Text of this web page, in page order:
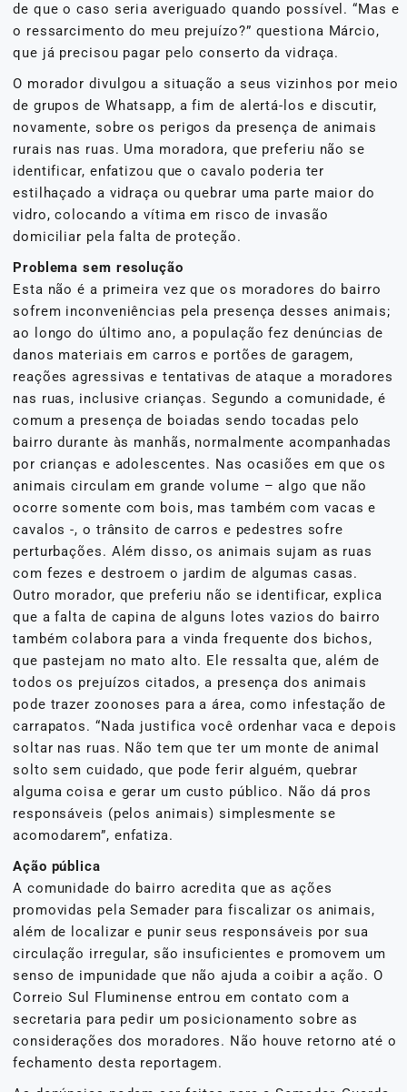
de que o caso seria averiguado quando possível. “Mas e
o ressarcimento do meu prejuízo?” questiona Márcio,
que já precisou pagar pelo conserto da vidraça.
O morador divulgou a situação a seus vizinhos por meio
de grupos de Whatsapp, a fim de alertá-los e discutir,
novamente, sobre os perigos da presença de animais
rurais nas ruas. Uma moradora, que preferiu não se
identificar, enfatizou que o cavalo poderia ter
estilhaçado a vidraça ou quebrar uma parte maior do
vidro, colocando a vítima em risco de invasão
domiciliar pela falta de proteção.
Problema sem resolução
Esta não é a primeira vez que os moradores do bairro
sofrem inconveniências pela presença desses animais;
ao longo do último ano, a população fez denúncias de
danos materiais em carros e portões de garagem,
reações agressivas e tentativas de ataque a moradores
nas ruas, inclusive crianças. Segundo a comunidade, é
comum a presença de boiadas sendo tocadas pelo
bairro durante às manhãs, normalmente acompanhadas
por crianças e adolescentes. Nas ocasiões em que os
animais circulam em grande volume – algo que não
ocorre somente com bois, mas também com vacas e
cavalos -, o trânsito de carros e pedestres sofre
perturbações. Além disso, os animais sujam as ruas
com fezes e destroem o jardim de algumas casas.
Outro morador, que preferiu não se identificar, explica
que a falta de capina de alguns lotes vazios do bairro
também colabora para a vinda frequente dos bichos,
que pastejam no mato alto. Ele ressalta que, além de
todos os prejuízos citados, a presença dos animais
pode trazer zoonoses para a área, como infestação de
carrapatos. “Nada justifica você ordenhar vaca e depois
soltar nas ruas. Não tem que ter um monte de animal
solto sem cuidado, que pode ferir alguém, quebrar
alguma coisa e gerar um custo público. Não dá pros
responsáveis (pelos animais) simplesmente se
acomodarem”, enfatiza.
Ação pública
A comunidade do bairro acredita que as ações
promovidas pela Semader para fiscalizar os animais,
além de localizar e punir seus responsáveis por sua
circulação irregular, são insuficientes e promovem um
senso de impunidade que não ajuda a coibir a ação. O
Correio Sul Fluminense entrou em contato com a
secretaria para pedir um posicionamento sobre as
considerações dos moradores. Não houve retorno até o
fechamento desta reportagem.